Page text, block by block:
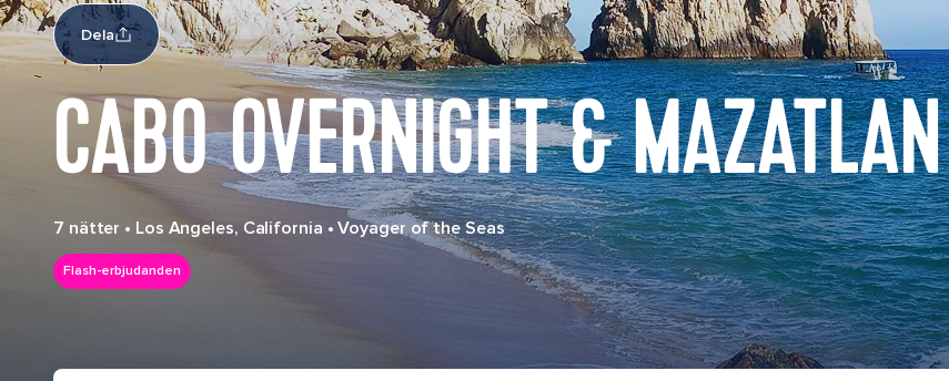
Dela
CABO OVERNIGHT & MAZATLAN
7 nätter • Los Angeles, California •Voyager of the Seas
Flash-erbjudanden